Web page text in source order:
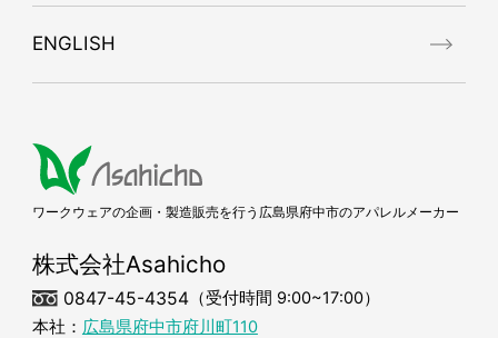
レインウェア・パンツ
秋冬ワークウェア
防寒ワークウェア
エントリーフォーム
プロモーションビデオ
ENGLISH
ワークウェアの企画・製造販売を行う広島県府中市のアパレルメーカー
株式会社Asahicho
0847-45-4354 （受付時間 9:00~17:00）
本社： 広島県府中市府川町110